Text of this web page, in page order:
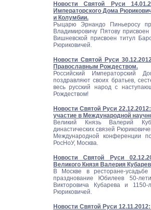
Новости Святой Руси
Императорского Дома
и Колумбии.
Рыцарю Эрнандо Пиньеросу
Владимировичу Пятову
Вишневской присвоен титул
Рюриковичей.
Новости Святой Руси
Православным Рождеством.
Российский Императорский
поздравляют своих братьев,
весь русский народ с
Рождеством!
Новости Святой Руси
участие в Международной
Великий Князь Валерий
династических связей
Международной конференции
РосНоУ, Москва.
Новости Святой Руси
Великого Князя Валерия
В Москве в ресторане-
празднование Юбилеев 50-
Викторовича Кубарева и 1150-
Рюриковичей.
Новости Святой Руси